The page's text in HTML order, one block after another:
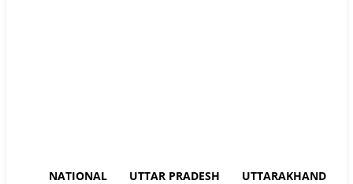
NATIONAL UTTAR PRADESH UTTARAKHAND